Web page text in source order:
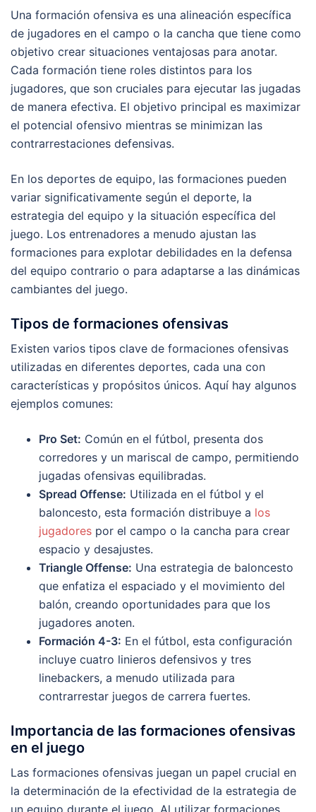
Una formación ofensiva es una alineación específica
de jugadores en el campo o la cancha que tiene como
objetivo crear situaciones ventajosas para anotar.
Cada formación tiene roles distintos para los
jugadores, que son cruciales para ejecutar las jugadas
de manera efectiva. El objetivo principal es maximizar
el potencial ofensivo mientras se minimizan las
contrarrestaciones defensivas.
En los deportes de equipo, las formaciones pueden
variar significativamente según el deporte, la
estrategia del equipo y la situación específica del
juego. Los entrenadores a menudo ajustan las
formaciones para explotar debilidades en la defensa
del equipo contrario o para adaptarse a las dinámicas
cambiantes del juego.
Tipos de formaciones ofensivas
Existen varios tipos clave de formaciones ofensivas
utilizadas en diferentes deportes, cada una con
características y propósitos únicos. Aquí hay algunos
ejemplos comunes:
Pro Set: Común en el fútbol, presenta dos
corredores y un mariscal de campo, permitiendo
jugadas ofensivas equilibradas.
Spread Offense: Utilizada en el fútbol y el
baloncesto, esta formación distribuye a los
jugadores por el campo o la cancha para crear
espacio y desajustes.
Triangle Offense: Una estrategia de baloncesto
que enfatiza el espaciado y el movimiento del
balón, creando oportunidades para que los
jugadores anoten.
Formación 4-3: En el fútbol, esta configuración
incluye cuatro linieros defensivos y tres
linebackers, a menudo utilizada para
contrarrestar juegos de carrera fuertes.
Importancia de las formaciones ofensivas
en el juego
Las formaciones ofensivas juegan un papel crucial en
la determinación de la efectividad de la estrategia de